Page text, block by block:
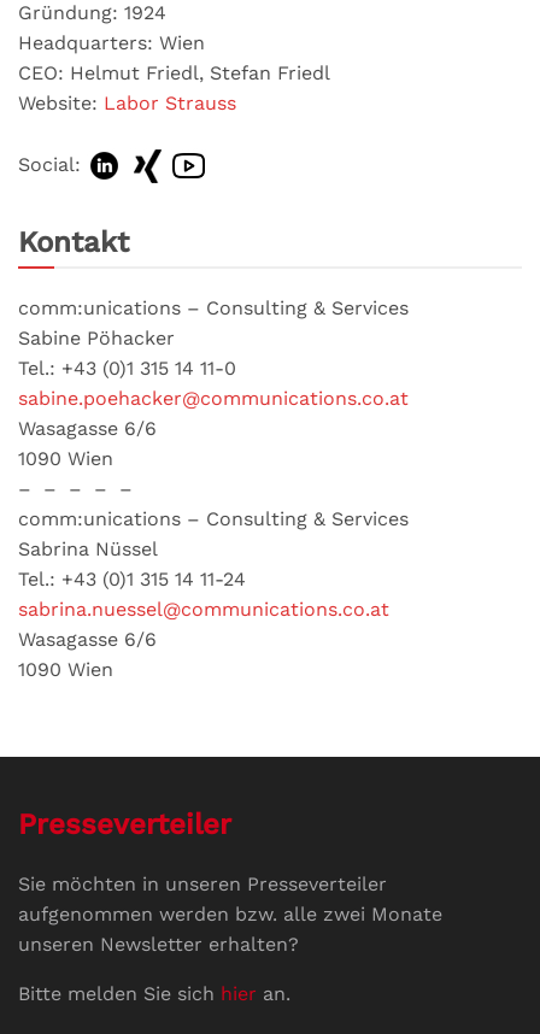
Gründung: 1924
Headquarters: Wien
CEO: Helmut Friedl, Stefan Friedl
Website: Labor Strauss
Social:
Kontakt
comm:unications – Consulting & Services
Sabine Pöhacker
Tel.: +43 (0)1 315 14 11-0
sabine.poehacker@communications.co.at
Wasagasse 6/6
1090 Wien
– – – – –
comm:unications – Consulting & Services
Sabrina Nüssel
Tel.: +43 (0)1 315 14 11-24
sabrina.nuessel@communications.co.at
Wasagasse 6/6
1090 Wien
Presseverteiler
Sie möchten in unseren Presseverteiler
aufgenommen werden bzw. alle zwei Monate
unseren Newsletter erhalten?
Bitte melden Sie sich hier an.